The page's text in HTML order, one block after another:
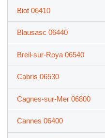
Biot 06410
Blausasc 06440
Breil-sur-Roya 06540
Cabris 06530
Cagnes-sur-Mer 06800
Cannes 06400